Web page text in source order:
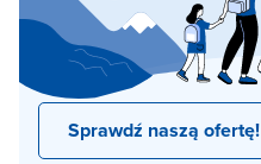
Sprawdź naszą ofertę!